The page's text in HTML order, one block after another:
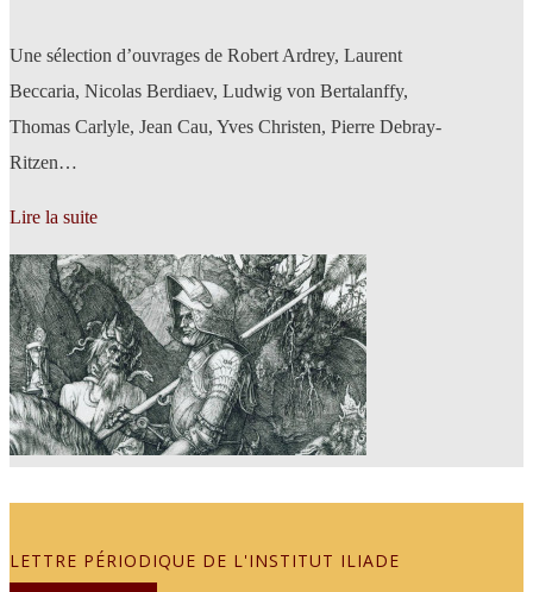
Une sélection d’ouvrages de Robert Ardrey, Laurent
Beccaria, Nicolas Berdiaev, Ludwig von Bertalanffy,
Thomas Carlyle, Jean Cau, Yves Christen, Pierre Debray-
Ritzen…
Lire la suite
LETTRE PÉRIODIQUE DE L'INSTITUT ILIADE